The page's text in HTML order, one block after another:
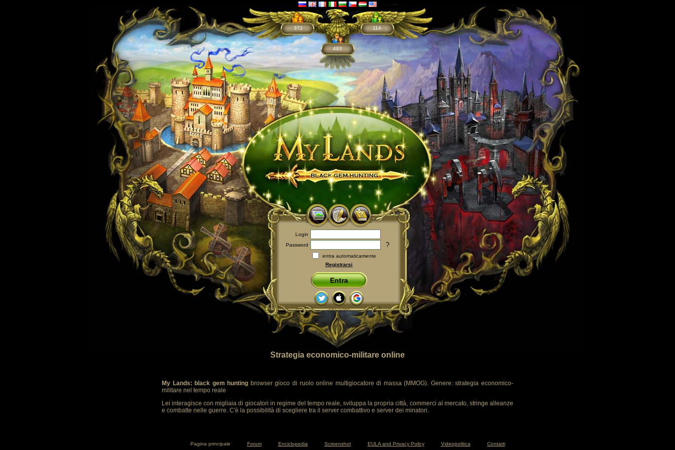
372
493
114
Login
Password
?
entra automaticamente
Registrarsi
Entra
Strategia economico-militare online
My Lands: black gem hunting browser gioco di ruolo online multigiocatore di massa (MMOG). Genere: strategia economico-
militare nel tempo reale
Lei interagisce con migliaia di giocatori in regime del tempo reale, sviluppa la propria città, commerci al mercato, stringe alleanze
e combatte nelle guerre. C'è la possibilità di scegliere tra il server combattivo e server dei minatori.
Pagina principale Forum Enciclopedia Screenshot EULA and Privacy Policy Videopolitica Contatti